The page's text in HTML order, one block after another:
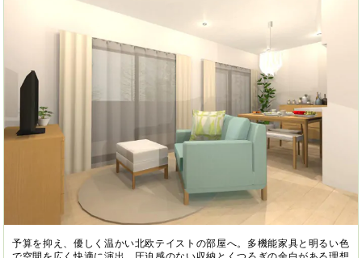
予算を抑え、優しく温かい北欧テイストの部屋へ。多機能家具と明るい色